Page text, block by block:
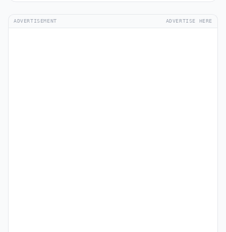
ADVERTISEMENT ADVERTISE HERE